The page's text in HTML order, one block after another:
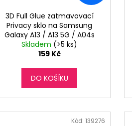
3D Full Glue zatmavovací
Privacy sklo na Samsung
Galaxy A13 / A13 5G / A04s
Skladem (>5 ks)
159 Kč
DO KOŠÍKU
Kód:139276